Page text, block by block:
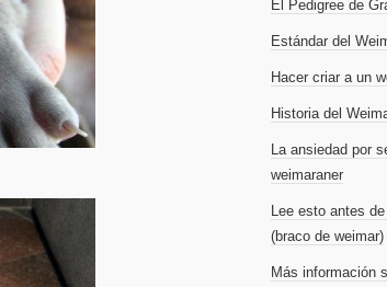
El Pedigree de
Estándar del
Hacer criar a un
Historia del
La ansiedad por
weimaraner
Lee esto antes
(braco de weimar)
Más información